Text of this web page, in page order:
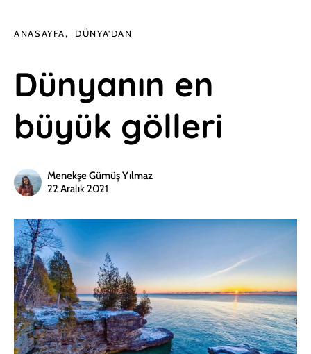
ANASAYFA DÜNYA'DAN
Dünyanın en
büyük gölleri
Menekşe Gümüş Yılmaz
22 Aralık 2021